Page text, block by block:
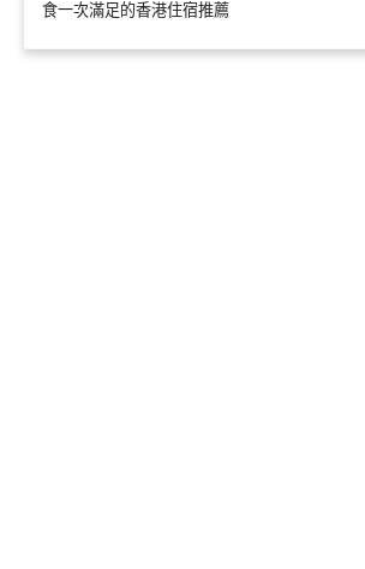
食一次滿足的香港住宿推薦